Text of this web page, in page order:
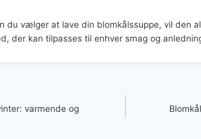
du vælger at lave din blomkålssuppe, vil den
der kan tilpasses til enhver smag og
varmende og